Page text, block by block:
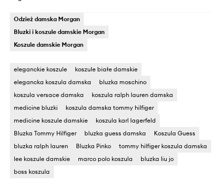
Odzież damska Morgan
Bluzki i koszule damskie Morgan
Koszule damskie Morgan
eleganckie koszule
koszule białe damskie
elegancka koszula damska
bluzka moschino
koszula versace damska
koszula ralph lauren damska
medicine bluzki
koszula damska tommy hilfiger
medicine koszule damskie
koszula karl lagerfeld
Bluzka Tommy Hilfiger
bluzka guess damska
Koszula Guess
bluzka ralph lauren
Bluzka Pinko
tommy hilfiger koszula damska
lee koszule damskie
marco polo koszula
bluzka liu jo
boss koszula